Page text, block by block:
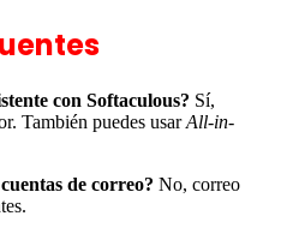
con Softaculous? Sí,
También puedes usarAll-in-
de correo? No, correo